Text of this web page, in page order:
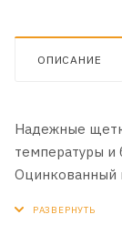
ОПИСАНИЕ
Надежные
температуры и
Оцинкованный